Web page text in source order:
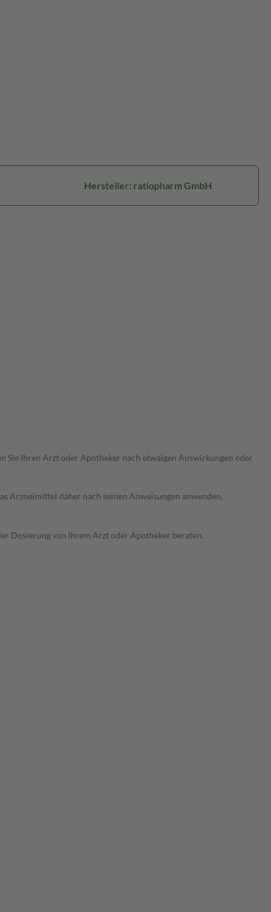
Hersteller: ratiopharm GmbH
Sie Ihren Arzt oder Apotheker nach etwaigen Auswirkungen oder
Arzneimittel daher nach seinen Anweisungen anwenden.
Dosierung von Ihrem Arzt oder Apotheker beraten.